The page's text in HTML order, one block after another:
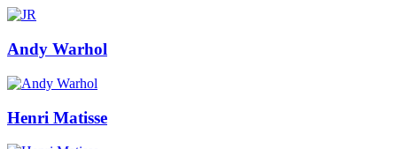
Andy Warhol
Henri Matisse